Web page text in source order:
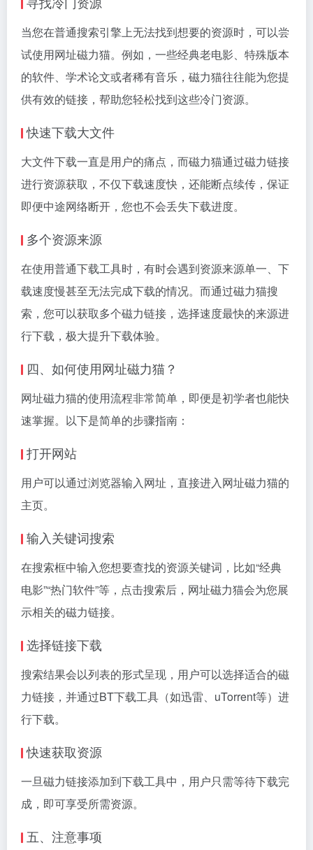
当您在普通搜索引擎上无法找到想要的资源时，可以尝
试使用网址磁力猫。例如，一些经典老电影、特殊版本
的软件、学术论文或者稀有音乐，磁力猫往往能为您提
供有效的链接，帮助您轻松找到这些冷门资源。
快速下载大文件
大文件下载一直是用户的痛点，而磁力猫通过磁力链接
进行资源获取，不仅下载速度快，还能断点续传，保证
即便中途网络断开，您也不会丢失下载进度。
多个资源来源
在使用普通下载工具时，有时会遇到资源来源单一、下
载速度慢甚至无法完成下载的情况。而通过磁力猫搜
索，您可以获取多个磁力链接，选择速度最快的来源进
行下载，极大提升下载体验。
四、如何使用网址磁力猫？
网址磁力猫的使用流程非常简单，即便是初学者也能快
速掌握。以下是简单的步骤指南：
打开网站
用户可以通过浏览器输入网址，直接进入网址磁力猫的
主页。
输入关键词搜索
在搜索框中输入您想要查找的资源关键词，比如“经典
电影”“热门软件”等，点击搜索后，网址磁力猫会为您展
示相关的磁力链接。
选择链接下载
搜索结果会以列表的形式呈现，用户可以选择适合的磁
力链接，并通过BT下载工具（如迅雷、uTorrent等）进
行下载。
快速获取资源
一旦磁力链接添加到下载工具中，用户只需等待下载完
成，即可享受所需资源。
五、注意事项